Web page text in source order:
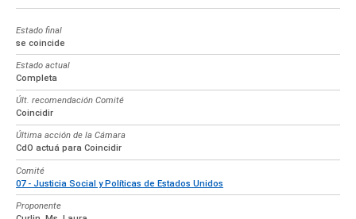
Estado final
se coincide
Estado actual
Completa
Últ. recomendación Comité
Coincidir
Última acción de la Cámara
CdO actuá para Coincidir
Comité
07 - Justicia Social y Políticas de Estados Unidos
Proponente